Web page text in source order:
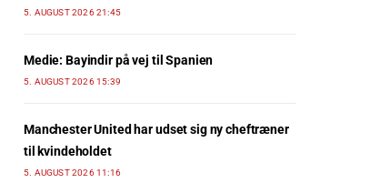
5. AUGUST 2026 21:45
Medie: Bayindir på vej til Spanien
5. AUGUST 2026 15:39
Manchester United har udset sig ny cheftræner
til kvindeholdet
5. AUGUST 2026 11:16